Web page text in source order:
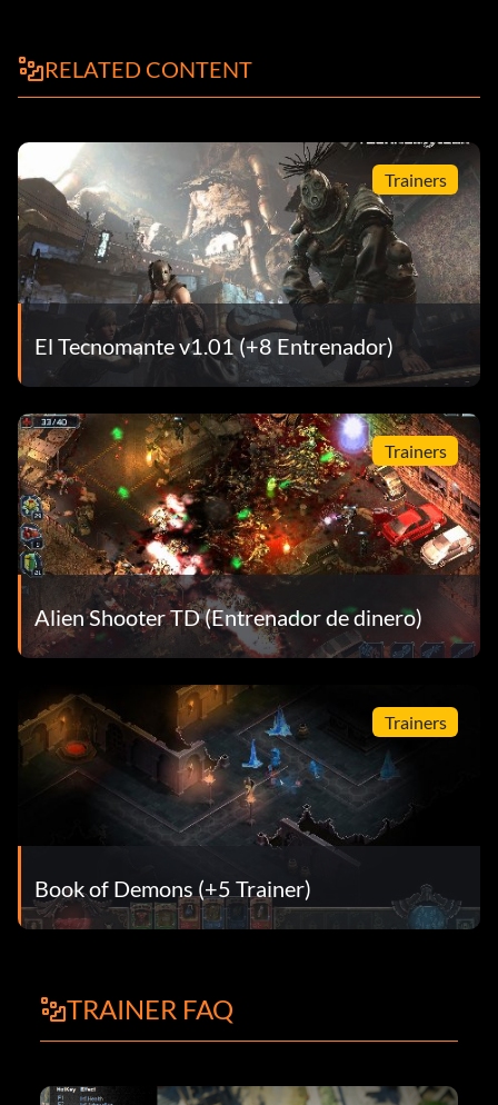
RELATED CONTENT
Trainers
El Tecnomante v1.01 (+8 Entrenador)
Trainers
Alien Shooter TD (Entrenador de dinero)
Trainers
Book of Demons (+5 Trainer)
TRAINER FAQ